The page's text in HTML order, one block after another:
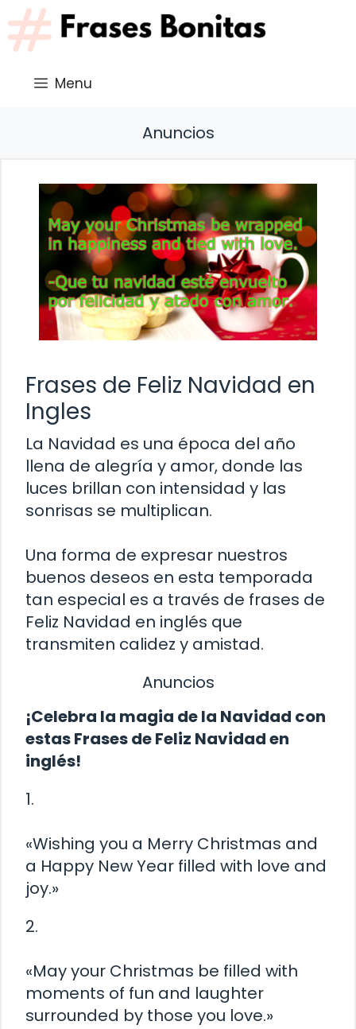
Saltar
al
contenido
Menu
Anuncios
Frases de Feliz Navidad en
Ingles
La Navidad es una época del año
llena de alegría y amor, donde las
luces brillan con intensidad y las
sonrisas se multiplican.
Una forma de expresar nuestros
buenos deseos en esta temporada
tan especial es a través de frases de
Feliz Navidad en inglés que
transmiten calidez y amistad.
Anuncios
¡Celebra la magia de la Navidad con
estas Frases de Feliz Navidad en
inglés!
1.
«Wishing you a Merry Christmas and
a Happy New Year filled with love and
joy.»
2.
«May your Christmas be filled with
moments of fun and laughter
surrounded by those you love.»